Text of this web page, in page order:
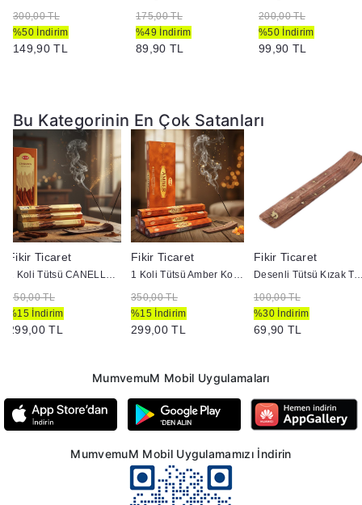
300,00 TL
%50 İndirim
149,90 TL
175,00 TL
%49 İndirim
89,90 TL
200,00 TL
%50 İndirim
99,90 TL
Bu Kategorinin En Çok Satanları
Fikir Ticaret
1 Koli Tütsü CANELLA ( Tarçın ) Kokulu
350,00 TL
%15 İndirim
299,00 TL
Fikir Ticaret
1 Koli Tütsü Amber Kokulu
350,00 TL
%15 İndirim
299,00 TL
Fikir Ticaret
Desenli Tütsü
100,00 TL
%30 İndirim
69,90 TL
MumvemuM Mobil Uygulamaları
MumvemuM Mobil Uygulamamızı İndirin